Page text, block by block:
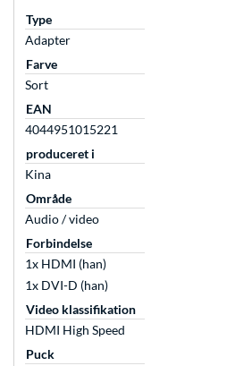
Type
Adapter
Farve
Sort
EAN
4044951015221
produceret i
Kina
Område
Audio / video
Forbindelse
1x HDMI (han)
1x DVI-D (han)
Video klassifikation
HDMI High Speed
Puck